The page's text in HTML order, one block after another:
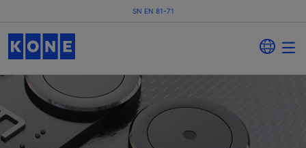
SN EN 81-71